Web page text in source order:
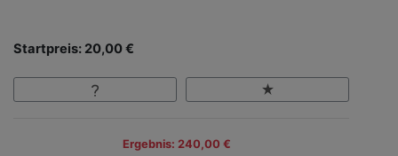
Startpreis: 20,00 €
Ergebnis: 240,00 €